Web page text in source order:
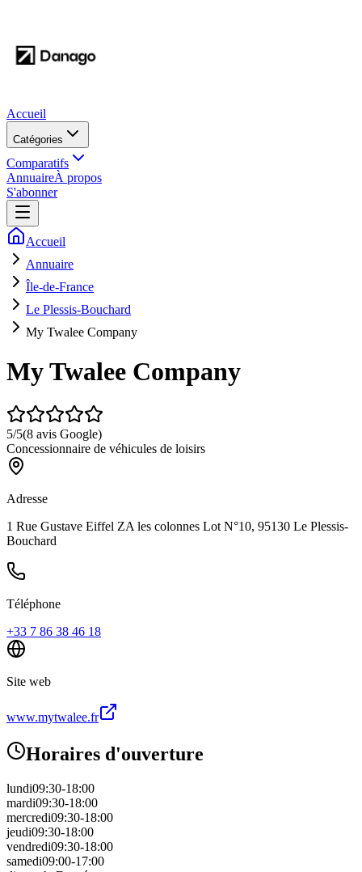
Accueil
Catégories
Comparatifs
AnnuaireÀ propos
S'abonner
Accueil
Annuaire
Île-de-France
Le Plessis-Bouchard
My Twalee Company
My Twalee Company
5/5(8 avis Google)
Concessionnaire de véhicules de loisirs
Adresse
1 Rue Gustave Eiffel ZA les colonnes Lot N°10, 95130 Le Plessis-
Bouchard
Téléphone
+33 7 86 38 46 18
Site web
www.mytwalee.fr
Horaires d'ouverture
lundi09:30-18:00
mardi09:30-18:00
mercredi09:30-18:00
jeudi09:30-18:00
vendredi09:30-18:00
samedi09:00-17:00